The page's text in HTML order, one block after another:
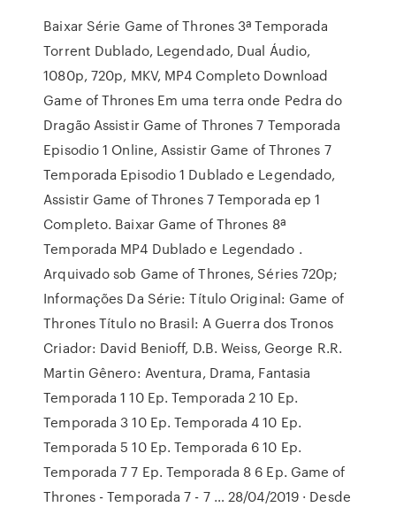
Baixar Série Game of Thrones 3ª Temporada
Torrent Dublado, Legendado, Dual Áudio,
1080p, 720p, MKV, MP4 Completo Download
Game of Thrones Em uma terra onde Pedra do
Dragão Assistir Game of Thrones 7 Temporada
Episodio 1 Online, Assistir Game of Thrones 7
Temporada Episodio 1 Dublado e Legendado,
Assistir Game of Thrones 7 Temporada ep 1
Completo. Baixar Game of Thrones 8ª
Temporada MP4 Dublado e Legendado .
Arquivado sob Game of Thrones, Séries 720p;
Informações Da Série: Título Original: Game of
Thrones Título no Brasil: A Guerra dos Tronos
Criador: David Benioff, D.B. Weiss, George R.R.
Martin Gênero: Aventura, Drama, Fantasia
Temporada 1 10 Ep. Temporada 2 10 Ep.
Temporada 3 10 Ep. Temporada 4 10 Ep.
Temporada 5 10 Ep. Temporada 6 10 Ep.
Temporada 7 7 Ep. Temporada 8 6 Ep. Game of
Thrones - Temporada 7 - 7 … 28/04/2019 · Desde